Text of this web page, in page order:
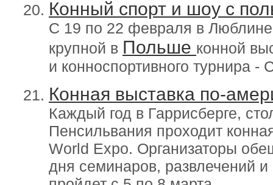
Конный спорт и шоу с
C 19 по 22 февраля в
крупной в Польше конной
и конноспортивного турнира -
Конная выставка по-
Каждый год в Гаррисберге,
Пенсильвания проходит
World Expo. Организаторы
дня семинаров, развлечений